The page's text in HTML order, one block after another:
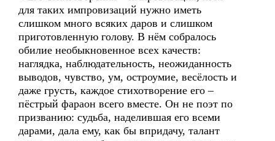
для таких импровизаций нужно иметь
слишком много всяких даров и слишком
приготовленную голову. В нём собралось
обилие необыкновенное всех качеств:
наглядка, наблюдательность, неожиданность
выводов, чувство, ум, остроумие, весёлость и
даже грусть, каждое стихотворение его –
пёстрый фараон всего вместе. Он не поэт по
призванию: судьба, наделившая его всеми
дарами, дала ему, как бы впридачу, талант